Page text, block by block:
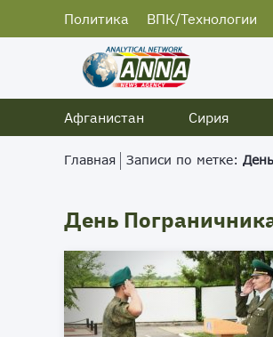
Политика ВПК/Технологии
Афганистан
Сирия
Главная Записи по метке:
День